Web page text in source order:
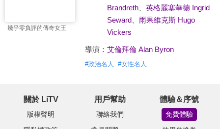
幾乎零負評的傳奇女王
Brandreth、 英格麗塞華德 Ingrid
Seward、 雨果維克斯 Hugo
Vickers
導演： 艾倫拜倫 Alan Byron
#政治名人 #女性名人
關於 LiTV
版權聲明
用戶幫助
聯絡我們
體驗＆序號
免費體驗